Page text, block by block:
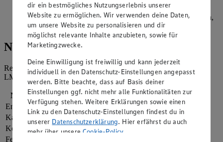
Reis in ein mit Wasser ausgespültes Förmchen geben,
festdrücken, stürzen. Sauce als Spiegel auf den Teller geben,
Fischfilets darauf legen und servieren.
Nährwerte
Referenzmenge für einen durchschnittlichen Erwachsenen laut
LMIV (8.400 kJ/2.000 kcal).
Nährwerte
pro Portion
Energie
2.969 kj (35 %)
Kalorien
709 kcal (35 %)
Kohlenhydrate
Fett
dir ein bestmögliches Nutzungserlebnis unserer
Website zu ermöglichen. Wir verwenden deine Daten,
um unsere Website zu personalisieren und dir
möglichst relevante Inhalte anzubieten, sowie für
Marketingzwecke.
Deine Einwilligung ist freiwillig und kann jederzeit
individuell in den Datenschutz-Einstellungen angepasst
werden. Bitte beachte, dass auf Basis deiner
Einstellungen ggf. nicht mehr alle Funktionalitäten zur
Verfügung stehen. Weitere Erklärungen sowie einen
Link zu den Datenschutz-Einstellungen findest du in
unserer Datenschutzerklärung. Hier erfährst du auch
mehr über unsereCookie-Policy.